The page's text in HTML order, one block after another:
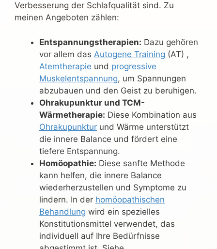
Verbesserung der Schlafqualität sind. Zu
meinen Angeboten zählen:
Entspannungstherapien: Dazu gehören
vor allem das Autogene Training (AT) ,
Atemtherapie und progressive
Muskelentspannung, um Spannungen
abzubauen und den Geist zu beruhigen.
Ohrakupunktur und TCM-
Wärmetherapie: Diese Kombination aus
Ohrakupunktur und Wärme unterstützt
die innere Balance und fördert eine
tiefere Entspannung.
Homöopathie: Diese sanfte Methode
kann helfen, die innere Balance
wiederherzustellen und Symptome zu
lindern. In der homöopathischen
Behandlung wird ein spezielles
Konstitutionsmittel verwendet, das
individuell auf Ihre Bedürfnisse